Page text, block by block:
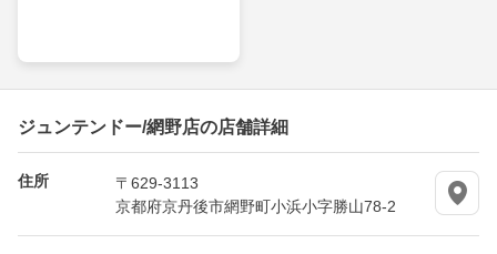
ジュンテンドー/網野店の店舗詳細
住所
〒629-3113
京都府京丹後市網野町小浜小字勝山78-2